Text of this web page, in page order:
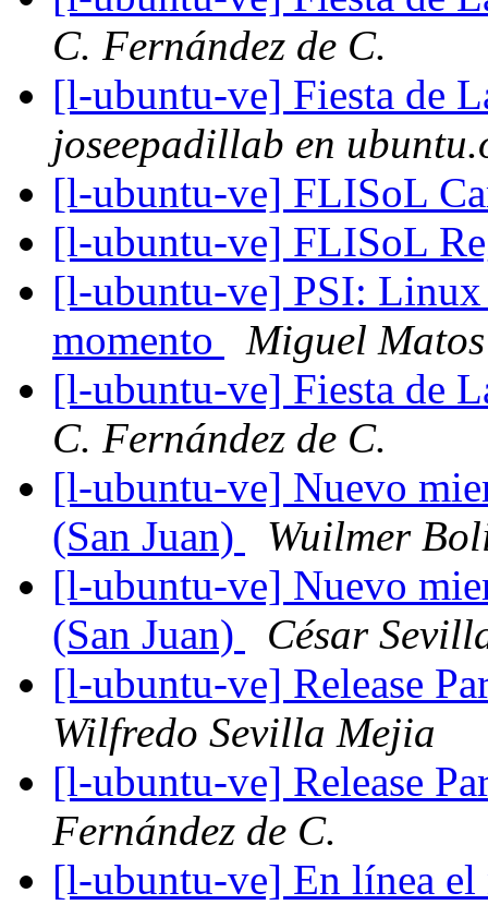
C. Fernández de C.
[l-ubuntu-ve] Fiesta de
joseepadillab en
[l-ubuntu-ve] FLISoL
[l-ubuntu-ve] FLISoL
[l-ubuntu-ve] PSI: Linux
momento
Miguel Matos
[l-ubuntu-ve] Fiesta de
C. Fernández de C.
[l-ubuntu-ve] Nuevo
(San Juan)
Wuilmer
[l-ubuntu-ve] Nuevo
(San Juan)
César
[l-ubuntu-ve] Release
Wilfredo Sevilla Mejia
[l-ubuntu-ve] Release
Fernández de C.
[l-ubuntu-ve] En línea el